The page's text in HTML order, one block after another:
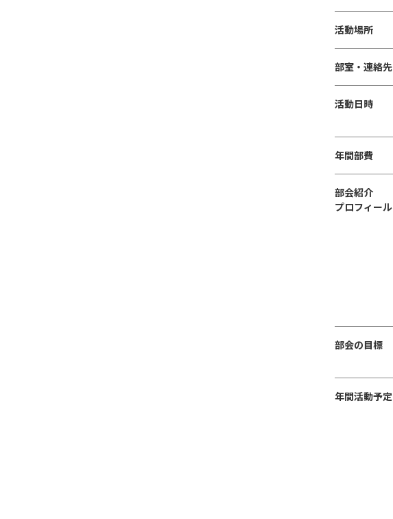
活動場所
部室・連絡先
活動日時
年間部費
部会紹介
プロフィール
部会の目標
年間活動予定